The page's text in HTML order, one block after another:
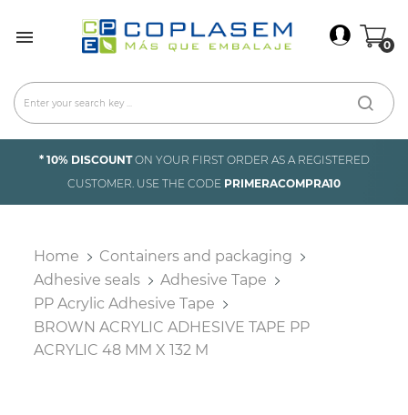
 0
* 10% DISCOUNTON YOUR FIRST ORDER AS A REGISTERED
CUSTOMER. USE THE CODE PRIMERACOMPRA10
Home
Containers and packaging
Adhesive seals
Adhesive Tape
PP Acrylic Adhesive Tape
BROWN ACRYLIC ADHESIVE TAPE PP
ACRYLIC 48 MM X 132 M
Sign In ×
Cancel Sign in